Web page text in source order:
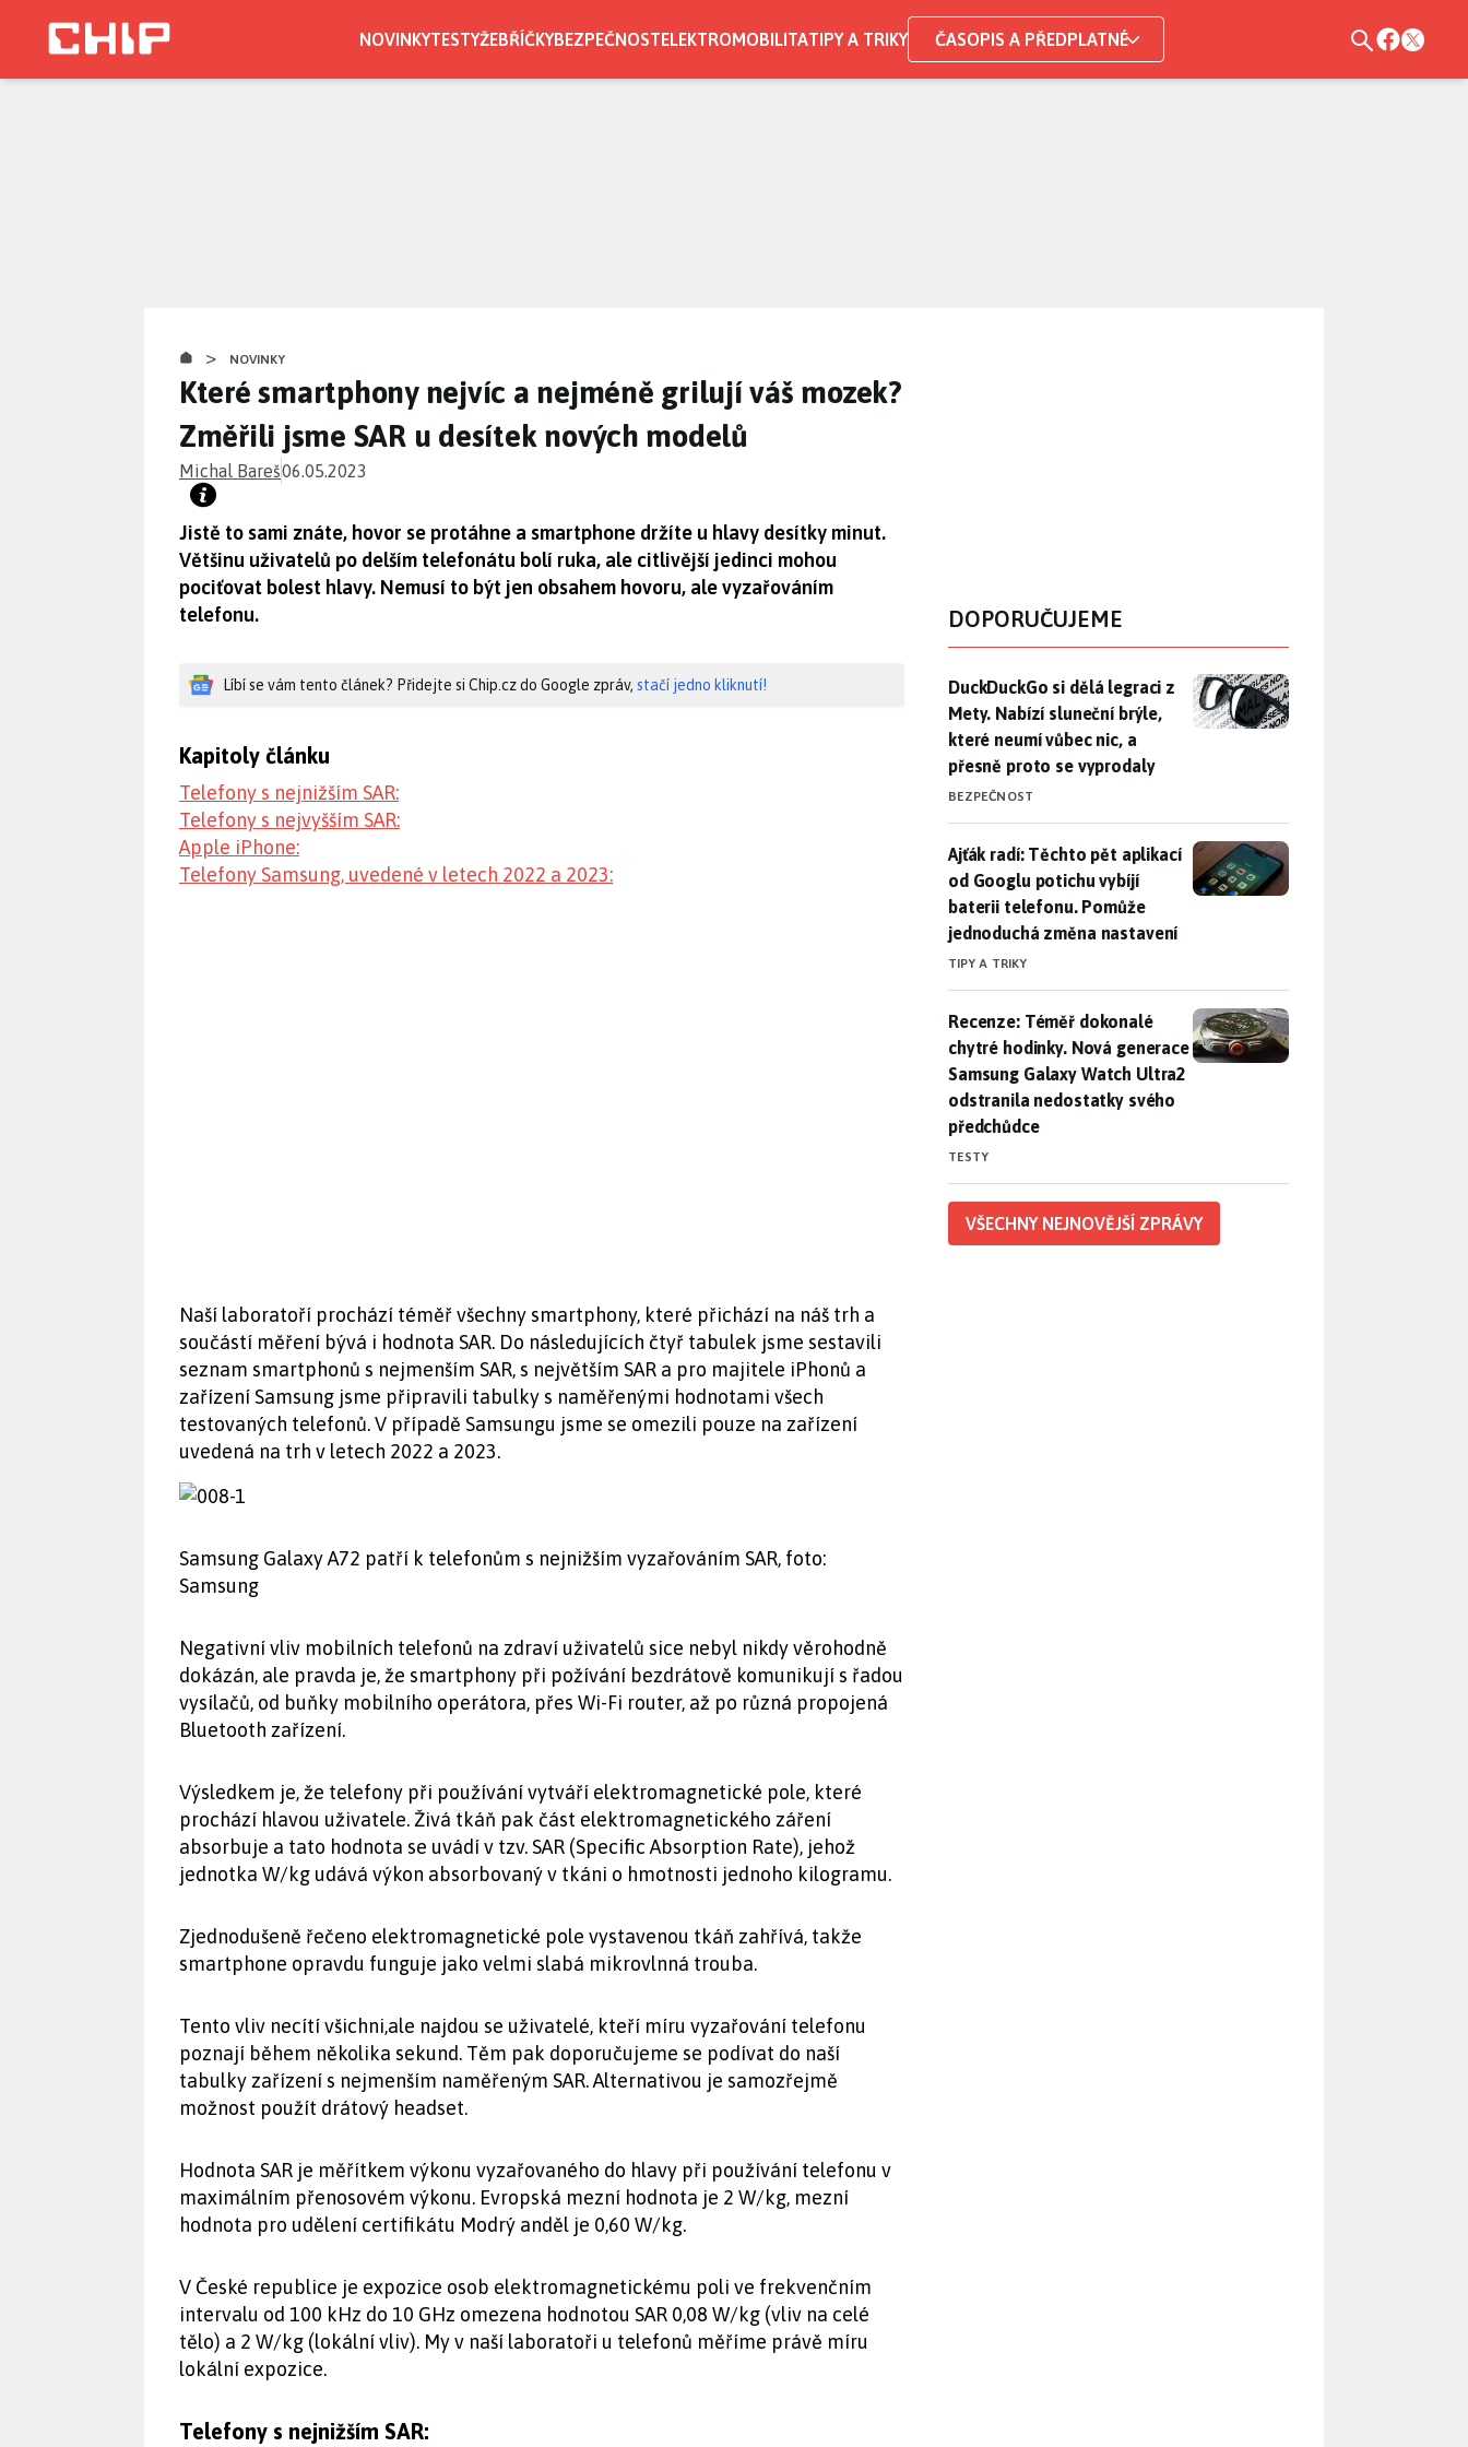
NOVINKYTESTYŽEBŘÍČKYBEZPEČNOSTELEKTROMOBILITATIPY A TRIKY ČASOPIS A PŘEDPLATNÉ
> NOVINKY
Které smartphony nejvíc a nejméně grilují váš mozek?
Změřili jsme SAR u desítek nových modelů
Michal Bareš06.05.2023
Jistě to sami znáte, hovor se protáhne a smartphone držíte u hlavy desítky minut.
Většinu uživatelů po delším telefonátu bolí ruka, ale citlivější jedinci mohou
pociťovat bolest hlavy. Nemusí to být jen obsahem hovoru, ale vyzařováním
telefonu.
Líbí se vám tento článek? Přidejte si Chip.cz do Google zpráv, stačí jedno kliknutí!
Kapitoly článku
Telefony s nejnižším SAR:
Telefony s nejvyšším SAR:
Apple iPhone:
Telefony Samsung, uvedené v letech 2022 a 2023:
Naší laboratoří prochází téměř všechny smartphony, které přichází na náš trh a
součástí měření bývá i hodnota SAR. Do následujících čtyř tabulek jsme sestavili
seznam smartphonů s nejmenším SAR, s největším SAR a pro majitele iPhonů a
zařízení Samsung jsme připravili tabulky s naměřenými hodnotami všech
testovaných telefonů. V případě Samsungu jsme se omezili pouze na zařízení
uvedená na trh v letech 2022 a 2023.
Samsung Galaxy A72 patří k telefonům s nejnižším vyzařováním SAR, foto:
Samsung
Negativní vliv mobilních telefonů na zdraví uživatelů sice nebyl nikdy věrohodně
dokázán, ale pravda je, že smartphony při požívání bezdrátově komunikují s řadou
vysílačů, od buňky mobilního operátora, přes Wi-Fi router, až po různá propojená
Bluetooth zařízení.
Výsledkem je, že telefony při používání vytváří elektromagnetické pole, které
prochází hlavou uživatele. Živá tkáň pak část elektromagnetického záření
absorbuje a tato hodnota se uvádí v tzv. SAR (Specific Absorption Rate), jehož
jednotka W/kg udává výkon absorbovaný v tkáni o hmotnosti jednoho kilogramu.
Zjednodušeně řečeno elektromagnetické pole vystavenou tkáň zahřívá, takže
smartphone opravdu funguje jako velmi slabá mikrovlnná trouba.
Tento vliv necítí všichni,ale najdou se uživatelé, kteří míru vyzařování telefonu
poznají během několika sekund. Těm pak doporučujeme se podívat do naší
tabulky zařízení s nejmenším naměřeným SAR. Alternativou je samozřejmě
možnost použít drátový headset.
Hodnota SAR je měřítkem výkonu vyzařovaného do hlavy při používání telefonu v
maximálním přenosovém výkonu. Evropská mezní hodnota je 2 W/kg, mezní
hodnota pro udělení certifikátu Modrý anděl je 0,60 W/kg.
V České republice je expozice osob elektromagnetickému poli ve frekvenčním
intervalu od 100 kHz do 10 GHz omezena hodnotou SAR 0,08 W/kg (vliv na celé
tělo) a 2 W/kg (lokální vliv). My v naší laboratoři u telefonů měříme právě míru
lokální expozice.
Telefony s nejnižším SAR:
DOPORUČUJEME
DuckDuckGo si dělá legraci z Mety. Nabízí sluneční brýle, které
DuckDuckGo si dělá legraci z
Mety. Nabízí sluneční brýle,
které neumí vůbec nic, a
přesně proto se vyprodaly
BEZPEČNOST
Ajťák radí: Těchto pět aplikací od Googlu potichu vybíjí baterii
Ajťák radí: Těchto pět aplikací
od Googlu potichu vybíjí
baterii telefonu. Pomůže
jednoduchá změna nastavení
TIPY A TRIKY
Recenze: Téměř dokonalé chytré hodinky. Nová generace
Recenze: Téměř dokonalé
chytré hodinky. Nová generace
Samsung Galaxy Watch Ultra2
odstranila nedostatky svého
předchůdce
TESTY
VŠECHNY NEJNOVĚJŠÍ ZPRÁVY